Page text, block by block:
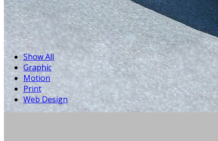
Show All
Graphic
Motion
Print
Web Design